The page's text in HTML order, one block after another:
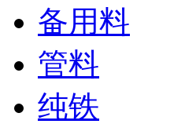
备用料
管料
纯铁